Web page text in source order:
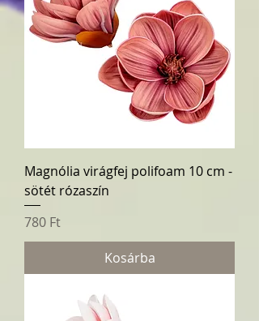
Magnólia virágfej polifoam 10 cm -
sötét rózaszín
Ár
780 Ft
Kosárba